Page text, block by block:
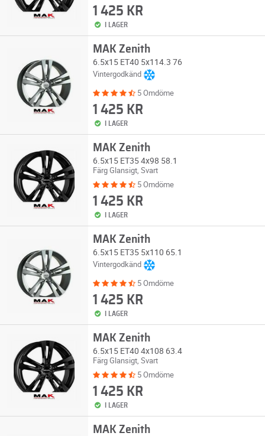
1 425 KR
I LAGER
MAK Zenith
6.5x15 ET40 5x114.3 76
Vintergodkänd
5 Omdöme
1 425 KR
I LAGER
MAK Zenith
6.5x15 ET35 4x98 58.1
Färg Glansigt, Svart
5 Omdöme
1 425 KR
I LAGER
MAK Zenith
6.5x15 ET35 5x110 65.1
Vintergodkänd
5 Omdöme
1 425 KR
I LAGER
MAK Zenith
6.5x15 ET40 4x108 63.4
Färg Glansigt, Svart
5 Omdöme
1 425 KR
I LAGER
MAK Zenith